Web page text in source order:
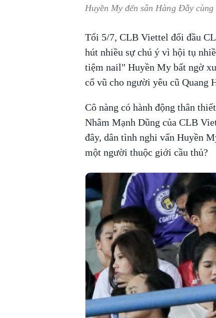
Huyền My đến sân Hàng Đẫy
Tối 5/7, CLB Viettel đối đầu
hút nhiều sự chú ý vì hội tụ
tiệm nail" Huyền My bất ngờ
cổ vũ cho người yêu cũ Quang
Cô nàng có hành động thân
Nhâm Mạnh Dũng của CLB
đây, dân tình nghi vấn Huyền
một người thuộc giới cầu thủ?